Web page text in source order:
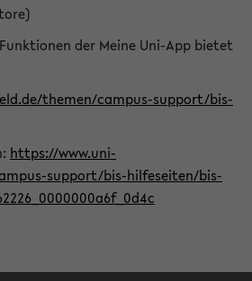
der Meine Uni-App bietet
themen/campus-support/bis-
https://www.uni-
support/bis-hilfeseiten/bis-